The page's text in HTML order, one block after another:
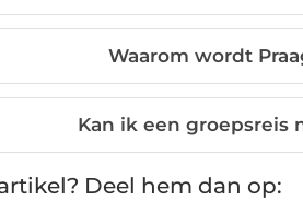
Waarom wordt
Kan ik een groepsreis
Deel hem dan op: